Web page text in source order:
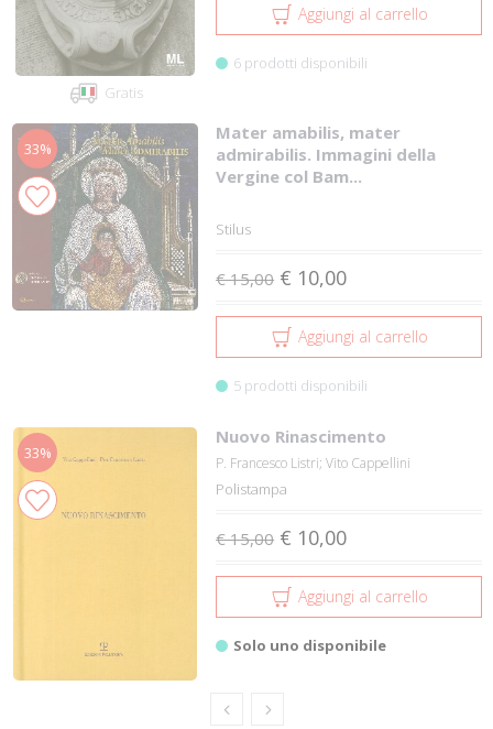
Gratis
Aggiungi al carrello
6 prodotti disponibili
33%
Mater amabilis, mater
admirabilis. Immagini della
Vergine col Bam...
Stilus
€ 15,00 € 10,00
Aggiungi al carrello
5 prodotti disponibili
33%
Nuovo Rinascimento
P. Francesco Listri; Vito Cappellini
Polistampa
€ 15,00 € 10,00
Aggiungi al carrello
Solo uno disponibile